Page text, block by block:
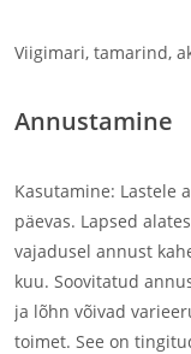
Viigimari, tamarind,
Annustamine
Kasutamine: Lastele
päevas. Lapsed
vajadusel annust
kuu. Soovitatud
ja lõhn võivad
toimet. See on